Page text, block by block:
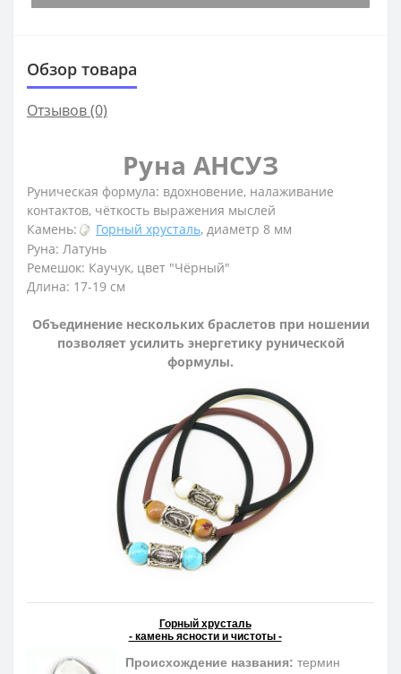
Обзор товара
Отзывов (0)
Руна АНСУЗ
Руническая формула: вдохновение, налаживание
контактов, чёткость выражения мыслей
Камень:
Горный хрусталь, диаметр 8 мм
Руна: Латунь
Ремешок: Каучук, цвет "Чёрный"
Длина: 17-19 см
Объединение нескольких браслетов при ношении
позволяет усилить энергетику рунической
формулы.
Горный хрусталь
- камень ясности и чистоты -
Происхождение названия: термин